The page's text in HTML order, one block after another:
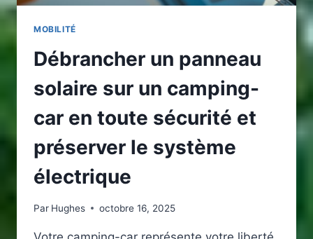
MOBILITÉ
Débrancher un panneau
solaire sur un camping-
car en toute sécurité et
préserver le système
électrique
Par Hughes octobre 16, 2025